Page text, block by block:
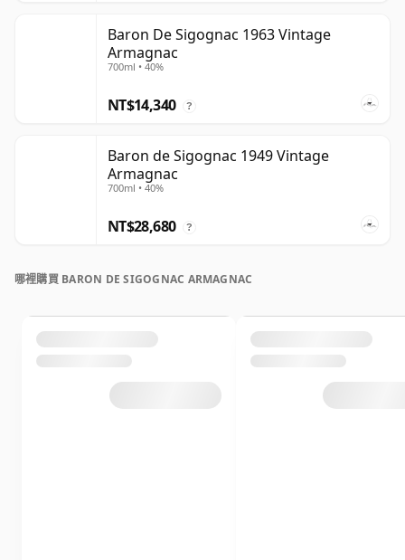
Baron De Sigognac 1963 Vintage
Armagnac
700ml • 40%
NT$14,340 ?
Baron de Sigognac 1949 Vintage
Armagnac
700ml • 40%
NT$28,680 ?
哪裡購買 BARON DE SIGOGNAC ARMAGNAC